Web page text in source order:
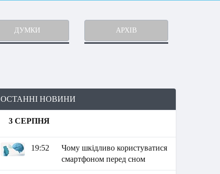
ДУМКИ АРХІВ
ОСТАННІ НОВИНИ
3 СЕРПНЯ
19:52
Чому шкідливо користуватися
смартфоном перед сном